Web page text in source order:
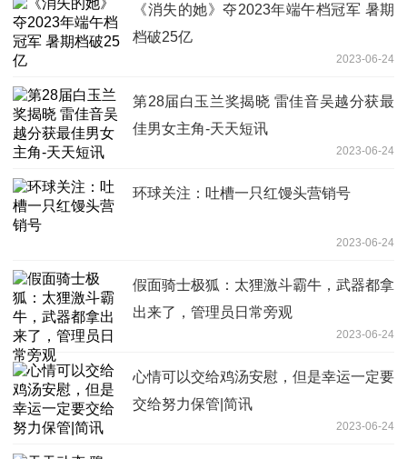
《消失的她》夺2023年端午档冠军 暑期
档破25亿
2023-06-24
第28届白玉兰奖揭晓 雷佳音吴越分获最
佳男女主角-天天短讯
2023-06-24
环球关注：吐槽一只红馒头营销号
2023-06-24
假面骑士极狐：太狸激斗霸牛，武器都拿
出来了，管理员日常旁观
2023-06-24
心情可以交给鸡汤安慰，但是幸运一定要
交给努力保管|简讯
2023-06-24